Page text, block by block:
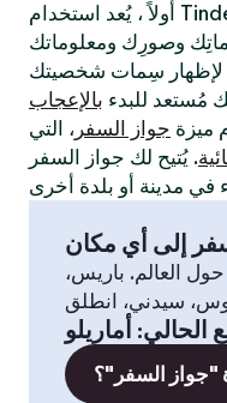
وصورِك ومعلوماتك
مُستعد للبدء بالإعجاب
ميزة جواز السفر ، التي
. يُتيح لك جواز السفر
إلى أي مكان
العالم. باريس،
الحالي: أماريلو
"جواز السفر"؟